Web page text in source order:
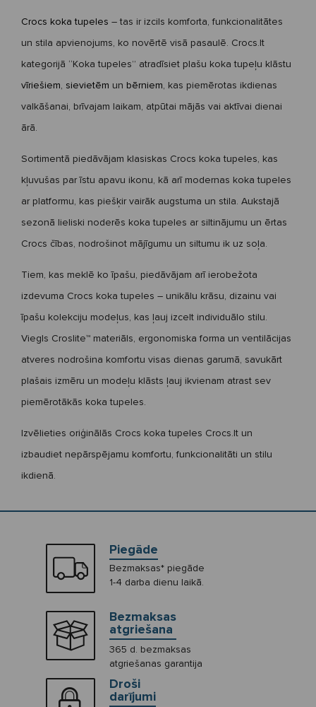
Crocs koka tupeles – tas ir izcils komforta, funkcionalitātes
un stila apvienojums, ko novērtē visā pasaulē. Crocs.lt
kategorijā “Koka tupeles” atradīsiet plašu koka tupeļu klāstu
vīriešiem sievietēm un bērniem , kas piemērotas ikdienas
valkāšanai, brīvajam laikam, atpūtai mājās vai aktīvai dienai
ārā.
Sortimentā piedāvājam klasiskas Crocs koka tupeles , kas
kļuvušas par īstu apavu ikonu, kā arī modernas koka tupeles
ar platformu , kas piešķir vairāk augstuma un stila. Aukstajā
sezonā lieliski noderēs koka tupeles ar siltinājumu un ērtas
Crocs čības , nodrošinot mājīgumu un siltumu ik uz soļa.
Tiem, kas meklē ko īpašu, piedāvājam arī ierobežota
izdevuma Crocs koka tupeles – unikālu krāsu, dizainu vai
īpašu kolekciju modeļus, kas ļauj izcelt individuālo stilu.
Viegls Croslite™ materiāls, ergonomiska forma un ventilācijas
atveres nodrošina komfortu visas dienas garumā, savukārt
plašais izmēru un modeļu klāsts ļauj ikvienam atrast sev
piemērotākās koka tupeles.
Izvēlieties oriģinālās Crocs koka tupeles Crocs.lt un
izbaudiet nepārspējamu komfortu, funkcionalitāti un stilu
ikdienā.
Piegāde
Bezmaksas* piegāde
1-4 darba dienu laikā.
Bezmaksas
atgriešana
365 d. bezmaksas
atgriešanas garantija
Droši
darījumi